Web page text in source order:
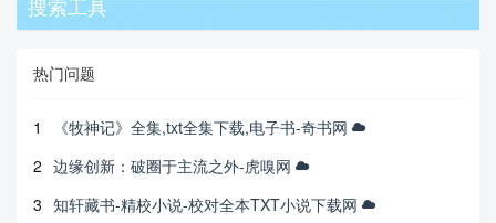
热门问题
1
《牧神记》全集,txt全集下载,电子书-奇书网
2 边缘创新：破圈于主流之外-虎嗅网
3 知轩藏书-精校小说-校对全本TXT小说下载网